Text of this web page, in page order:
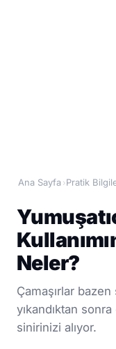
Ana Sayfa ›Pratik
Neler?
Çamaşırlar
yıkandıktan
sinirinizi alıyor.